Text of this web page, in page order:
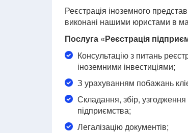
Реєстрація іноземного
виконані нашими юристами в
Послуга «Реєстрація
Консультацію з питань
іноземними інвестиціями;
З урахуванням побажань
Складання, збір, узгодження
підприємства;
Легалізацію документів;